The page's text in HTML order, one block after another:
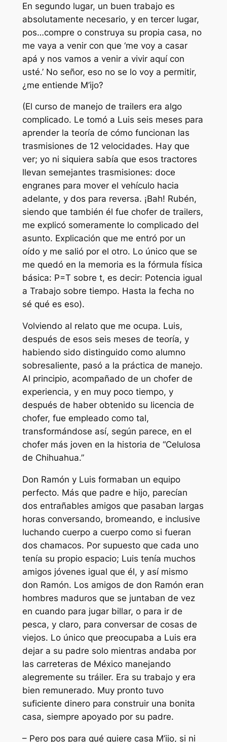
En segundo lugar, un buen trabajo es
absolutamente necesario, y en tercer lugar,
pos…compre o construya su propia casa, no
me vaya a venir con que ‘me voy a casar
apá y nos vamos a venir a vivir aquí con
usté.’ No señor, eso no se lo voy a permitir,
¿me entiende M’ijo?
(El curso de manejo de trailers era algo
complicado. Le tomó a Luis seis meses para
aprender la teoría de cómo funcionan las
trasmisiones de 12 velocidades. Hay que
ver; yo ni siquiera sabía que esos tractores
llevan semejantes trasmisiones: doce
engranes para mover el vehículo hacia
adelante, y dos para reversa. ¡Bah! Rubén,
siendo que también él fue chofer de trailers,
me explicó someramente lo complicado del
asunto. Explicación que me entró por un
oído y me salió por el otro. Lo único que se
me quedó en la memoria es la fórmula física
básica: P=T sobre t, es decir: Potencia igual
a Trabajo sobre tiempo. Hasta la fecha no
sé qué es eso).
Volviendo al relato que me ocupa. Luis,
después de esos seis meses de teoría, y
habiendo sido distinguido como alumno
sobresaliente, pasó a la práctica de manejo.
Al principio, acompañado de un chofer de
experiencia, y en muy poco tiempo, y
después de haber obtenido su licencia de
chofer, fue empleado como tal,
transformándose así, según parece, en el
chofer más joven en la historia de “Celulosa
de Chihuahua.”
Don Ramón y Luis formaban un equipo
perfecto. Más que padre e hijo, parecían
dos entrañables amigos que pasaban largas
horas conversando, bromeando, e inclusive
luchando cuerpo a cuerpo como si fueran
dos chamacos. Por supuesto que cada uno
tenía su propio espacio; Luis tenía muchos
amigos jóvenes igual que él, y así mismo
don Ramón. Los amigos de don Ramón eran
hombres maduros que se juntaban de vez
en cuando para jugar billar, o para ir de
pesca, y claro, para conversar de cosas de
viejos. Lo único que preocupaba a Luis era
dejar a su padre solo mientras andaba por
las carreteras de México manejando
alegremente su tráiler. Era su trabajo y era
bien remunerado. Muy pronto tuvo
suficiente dinero para construir una bonita
casa, siempre apoyado por su padre.
– Pero pos para qué quiere casa M’ijo, si ni